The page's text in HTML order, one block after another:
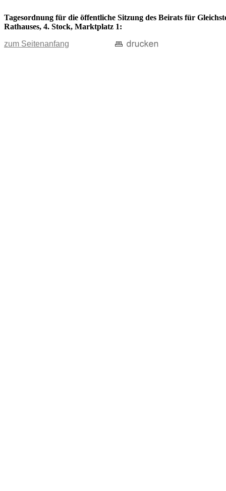
Tagesordnung für die öffentliche Sitzung des Beirats für
Rathauses, 4. Stock, Marktplatz 1:
zum Seitenanfang